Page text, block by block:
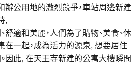
辦公用地的激烈競爭，車站周邊新建
,
適和美麗，人們為了購物、美食、休
在一起，成為活力的源泉, 想要居住
因此, 在天王寺新建的公寓大樓瞬間